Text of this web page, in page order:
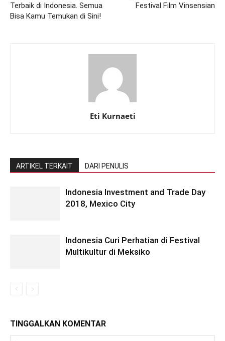
Terbaik di Indonesia. Semua
Bisa Kamu Temukan di Sini!
Festival Film Vinsensian
Eti Kurnaeti
ARTIKEL TERKAIT DARI PENULIS
Indonesia Investment and Trade Day
2018, Mexico City
Indonesia Curi Perhatian di Festival
Multikultur di Meksiko
TINGGALKAN KOMENTAR